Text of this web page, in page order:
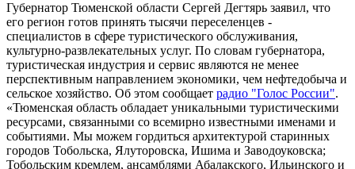
Губернатор Тюменской области Сергей Дегтярь заявил, что
его регион готов принять тысячи переселенцев -
специалистов в сфере туристического обслуживания,
культурно-развлекательных услуг. По словам губернатора,
туристическая индустрия и сервис являются не менее
перспективным направлением экономики, чем нефтедобыча и
сельское хозяйство. Об этом сообщает радио "Голос России".
«Тюменская область обладает уникальными туристическими
ресурсами, связанными со всемирно известными именами и
событиями. Мы можем гордиться архитектурой старинных
городов Тобольска, Ялуторовска, Ишима и Заводоуковска;
Тобольским кремлем, ансамблями Абалакского, Ильинского и